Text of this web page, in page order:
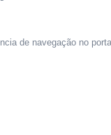
de navegação no